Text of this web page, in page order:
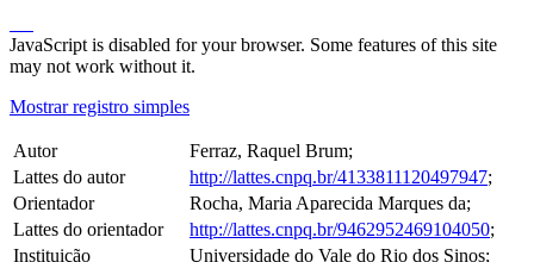
JavaScript is disabled for your browser. Some features of this site
may not work without it.
Mostrar registro simples
Autor
Ferraz, Raquel Brum;
Lattes do autor
http://lattes.cnpq.br/4133811120497947;
Orientador
Rocha, Maria Aparecida Marques da;
Lattes do orientador
http://lattes.cnpq.br/9462952469104050;
Instituição
Universidade do Vale do Rio dos Sinos;